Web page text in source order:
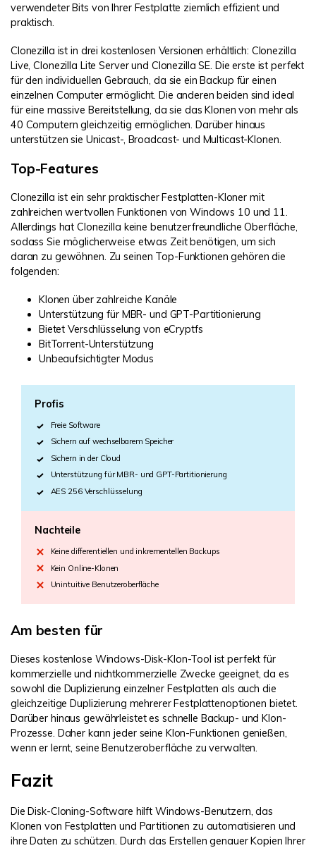
verwendeter Bits von Ihrer Festplatte ziemlich effizient und
praktisch.
Clonezilla ist in drei kostenlosen Versionen erhältlich: Clonezilla
Live, Clonezilla Lite Server und Clonezilla SE. Die erste ist perfekt
für den individuellen Gebrauch, da sie ein Backup für einen
einzelnen Computer ermöglicht. Die anderen beiden sind ideal
für eine massive Bereitstellung, da sie das Klonen von mehr als
40 Computern gleichzeitig ermöglichen. Darüber hinaus
unterstützen sie Unicast-, Broadcast- und Multicast-Klonen.
Top-Features
Clonezilla ist ein sehr praktischer Festplatten-Kloner mit
zahlreichen wertvollen Funktionen von Windows 10 und 11.
Allerdings hat Clonezilla keine benutzerfreundliche Oberfläche,
sodass Sie möglicherweise etwas Zeit benötigen, um sich
daran zu gewöhnen. Zu seinen Top-Funktionen gehören die
folgenden:
Klonen über zahlreiche Kanäle
Unterstützung für MBR- und GPT-Partitionierung
Bietet Verschlüsselung von eCryptfs
BitTorrent-Unterstützung
Unbeaufsichtigter Modus
Profis
Freie Software
Sichern auf wechselbarem Speicher
Sichern in der Cloud
Unterstützung für MBR- und GPT-Partitionierung
AES 256 Verschlüsselung
Nachteile
Keine differentiellen und inkrementellen Backups
Kein Online-Klonen
Unintuitive Benutzeroberfläche
Am besten für
Dieses kostenlose Windows-Disk-Klon-Tool ist perfekt für
kommerzielle und nichtkommerzielle Zwecke geeignet, da es
sowohl die Duplizierung einzelner Festplatten als auch die
gleichzeitige Duplizierung mehrerer Festplattenoptionen bietet.
Darüber hinaus gewährleistet es schnelle Backup- und Klon-
Prozesse. Daher kann jeder seine Klon-Funktionen genießen,
wenn er lernt, seine Benutzeroberfläche zu verwalten.
Fazit
Die Disk-Cloning-Software hilft Windows-Benutzern, das
Klonen von Festplatten und Partitionen zu automatisieren und
ihre Daten zu schützen. Durch das Erstellen genauer Kopien Ihrer